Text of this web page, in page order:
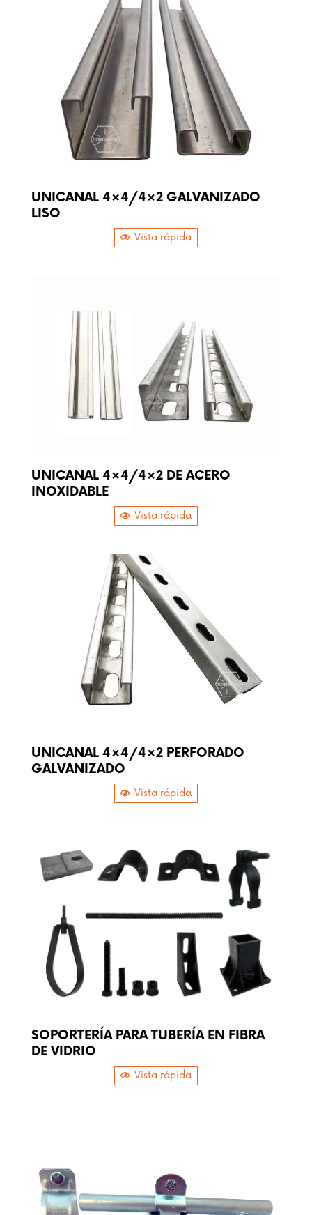
UNICANAL 4×4/4×2 GALVANIZADO
LISO
Vista rápida
UNICANAL 4×4/4×2 DE ACERO
INOXIDABLE
Vista rápida
UNICANAL 4×4/4×2 PERFORADO
GALVANIZADO
Vista rápida
SOPORTERÍA PARA TUBERÍA EN FIBRA
DE VIDRIO
Vista rápida